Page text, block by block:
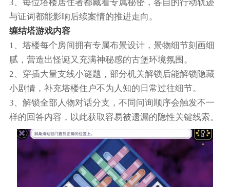
3、每位塔楼居住者都藏着专属秘密，各自的行动轨迹
与证词都能影响后续案情的推进走向。
缠结塔游戏内容
1、塔楼每个房间拥有专属布景设计，景物细节刻画细
腻，营造出怪诞又充满神秘感的古堡环境氛围。
2、穿插大量支线小谜题，部分机关解锁后能解锁隐藏
小剧情，补充塔楼住户不为人知的日常过往细节。
3、解锁全部人物对话分支，不同问询顺序会触发不一
样的回答内容，以此获取容易被遗漏的隐性关键线索。